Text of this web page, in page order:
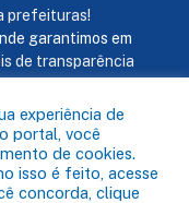
prefeituras!
garantimos em
de transparência
Pública
experiência de
portal, você
de cookies.
isso é feito, acesse
concorda, clique